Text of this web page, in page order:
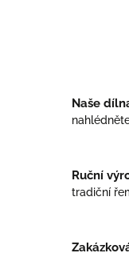
Naše
Ruční
tradiční